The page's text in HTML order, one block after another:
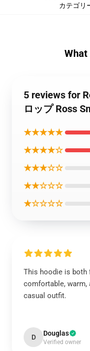
カテゴリ
What
5 reviews for
ロップ Ross
★★★★★
★★★★☆
★★★☆☆
★★☆☆☆
★☆☆☆☆
This hoodie is both
comfortable, warm,
casual outfit.
D Douglas
Verified owner